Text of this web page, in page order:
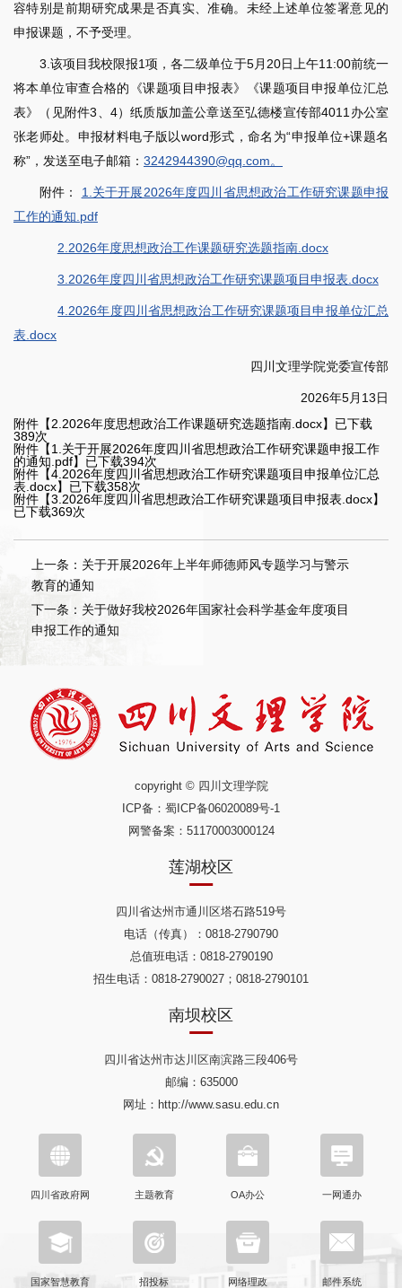
容特别是前期研究成果是否真实、准确。未经上述单位签署意见的
申报课题，不予受理。
3.该项目我校限报1项，各二级单位于5月20日上午11:00前统一
将本单位审查合格的《课题项目申报表》《课题项目申报单位汇总
表》（见附件3、4）纸质版加盖公章送至弘德楼宣传部4011办公室
张老师处。申报材料电子版以word形式，命名为“申报单位+课题名
称”，发送至电子邮箱： 3242944390@qq.com。
附件： 1.关于开展2026年度四川省思想政治工作研究课题申报
工作的通知.pdf
2.2026年度思想政治工作课题研究选题指南.docx
3.2026年度四川省思想政治工作研究课题项目申报表.docx
4.2026年度四川省思想政治工作研究课题项目申报单位汇总
表.docx
四川文理学院党委宣传部
2026年5月13日
附件【2.2026年度思想政治工作课题研究选题指南.docx】已下载
389次
附件【1.关于开展2026年度四川省思想政治工作研究课题申报工作
的通知.pdf】已下载394次
附件【4.2026年度四川省思想政治工作研究课题项目申报单位汇总
表.docx】已下载358次
附件【3.2026年度四川省思想政治工作研究课题项目申报表.docx】
已下载369次
上一条：关于开展2026年上半年师德师风专题学习与警示
教育的通知
下一条：关于做好我校2026年国家社会科学基金年度项目
申报工作的通知
copyright © 四川文理学院
ICP备： 蜀ICP备06020089号-1
网警备案：51170003000124
莲湖校区
四川省达州市通川区塔石路519号
电话（传真）：0818-2790790
总值班电话：0818-2790190
招生电话：0818-2790027；0818-2790101
南坝校区
四川省达州市达川区南滨路三段406号
邮编：635000
网址：http://www.sasu.edu.cn
四川省政府网 主题教育 OA办公 一网通办
国家智慧教育 招投标 网络理政 邮件系统